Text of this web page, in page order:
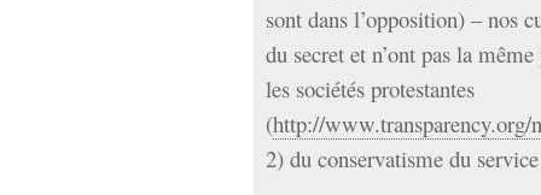
sont dans l’opposition) – nos
du secret et n’ont pas la
les sociétés protestantes
(http://www.transparency.org/
2) du conservatisme du